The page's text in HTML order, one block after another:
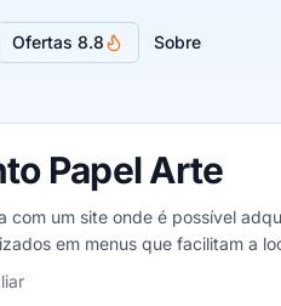
Ofertas 8.8 Sobre
Papel Arte
com um site onde é possível
em menus que facilitam a